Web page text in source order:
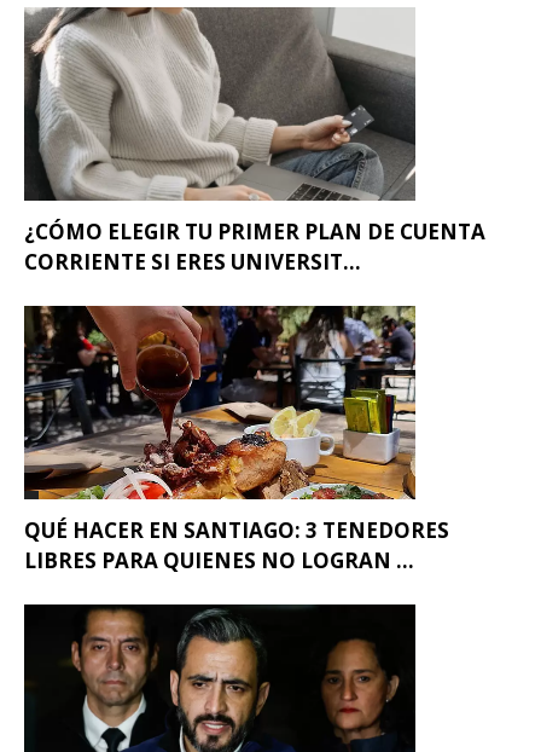
¿CÓMO ELEGIR TU PRIMER PLAN DE CUENTA
CORRIENTE SI ERES UNIVERSIT...
QUÉ HACER EN SANTIAGO: 3 TENEDORES
LIBRES PARA QUIENES NO LOGRAN ...